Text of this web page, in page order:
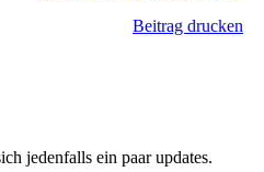
Beitrag drucken
jedenfalls ein paar updates.